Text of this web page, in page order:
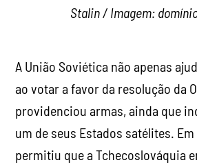
Stalin / Imagem:
A União Soviética não apenas
ao votar a favor da resolução da
providenciou armas, ainda que
um de seus Estados satélites. Em
permitiu que a Tchecoslováquia